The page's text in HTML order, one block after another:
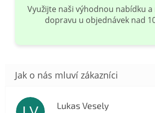
Využijte naši výhodnou nabídku a
dopravu u objednávek nad
Lukas Vesely